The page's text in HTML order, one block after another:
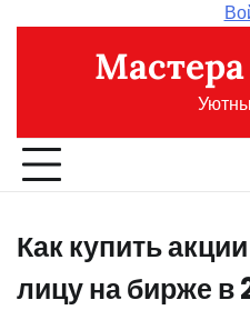
содержимому
Как купить
лицу на бирже в